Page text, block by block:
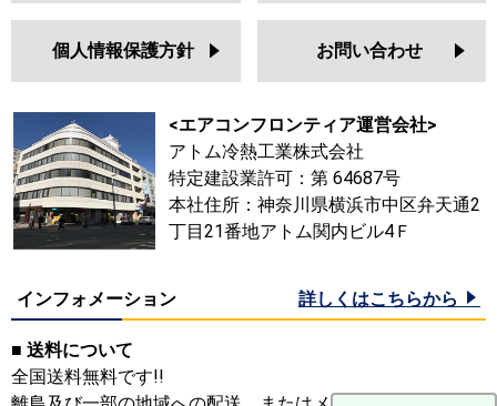
個人情報保護方針 お問い合わせ
<エアコンフロンティア運営会社>
アトム冷熱工業株式会社
特定建設業許可：第 64687号
本社住所：神奈川県横浜市中区弁天通2
丁目21番地アトム関内ビル4Ｆ
インフォメーション 詳しくはこちらから
■ 送料について
全国送料無料です!!